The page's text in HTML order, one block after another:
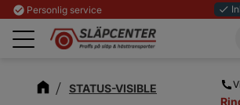
Meny
check_circle Personlig service done
STATUS-VISIBLE